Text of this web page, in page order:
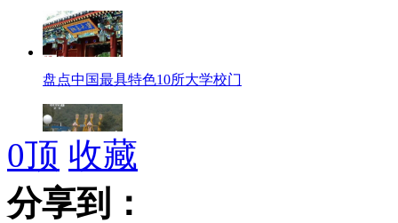
盘点中国最具特色10所大学校门
朝鲜万景台游乐场重开张
0顶 收藏
分享到：